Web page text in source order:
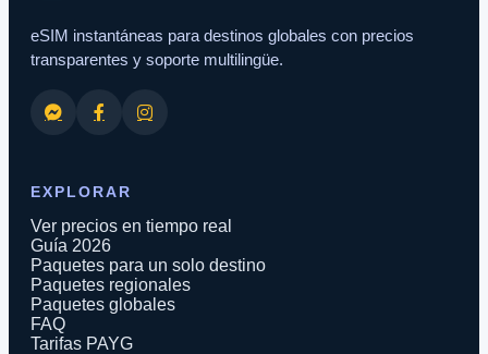
eSIM instantáneas para destinos globales con precios
transparentes y soporte multilingüe.
EXPLORAR
Ver precios en tiempo real
Guía 2026
Paquetes para un solo destino
Paquetes regionales
Paquetes globales
FAQ
Tarifas PAYG